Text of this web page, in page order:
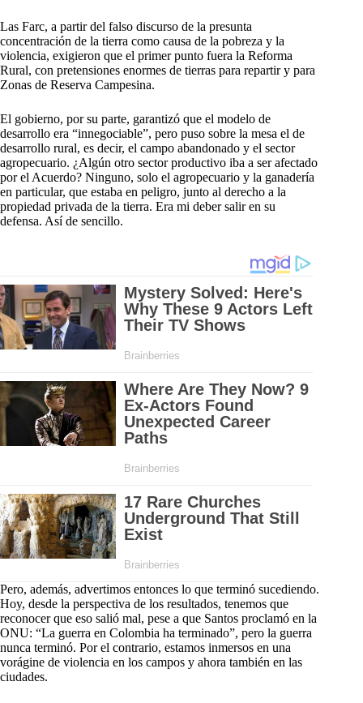
Las Farc, a partir del falso discurso de la presunta
concentración de la tierra como causa de la pobreza y la
violencia, exigieron que el primer punto fuera la Reforma
Rural, con pretensiones enormes de tierras para repartir y para
Zonas de Reserva Campesina.
El gobierno, por su parte, garantizó que el modelo de
desarrollo era “innegociable”, pero puso sobre la mesa el de
desarrollo rural, es decir, el campo abandonado y el sector
agropecuario. ¿Algún otro sector productivo iba a ser afectado
por el Acuerdo? Ninguno, solo el agropecuario y la ganadería
en particular, que estaba en peligro, junto al derecho a la
propiedad privada de la tierra. Era mi deber salir en su
defensa. Así de sencillo.
Pero, además, advertimos entonces lo que terminó sucediendo.
Hoy, desde la perspectiva de los resultados, tenemos que
reconocer que eso salió mal, pese a que Santos proclamó en la
ONU: “La guerra en Colombia ha terminado”, pero la guerra
nunca terminó. Por el contrario, estamos inmersos en una
vorágine de violencia en los campos y ahora también en las
ciudades.